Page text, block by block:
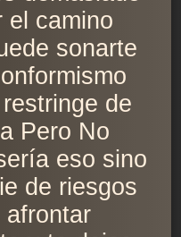
el camino
sonarte
de
Pero No
eso sino
de riesgos
afrontar